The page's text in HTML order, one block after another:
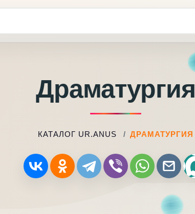
Драматургия
КАТАЛОГ UR.ANUS ДРАМАТУРГИЯ